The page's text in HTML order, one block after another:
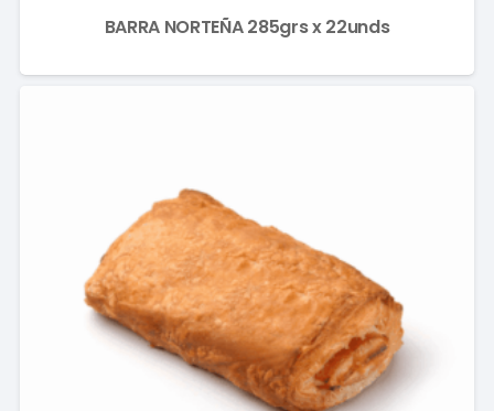
BARRA NORTEÑA 285grs x 22unds